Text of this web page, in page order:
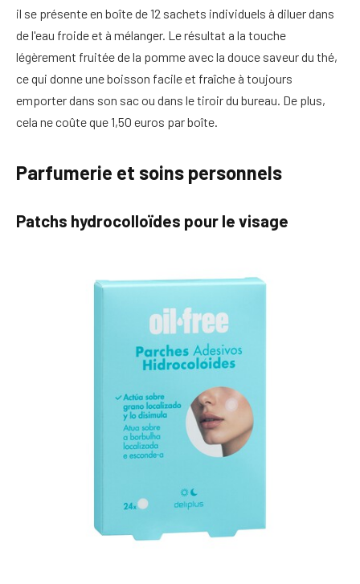
il se présente en boîte de 12 sachets individuels à diluer dans
de l'eau froide et à mélanger. Le résultat a la touche
légèrement fruitée de la pomme avec la douce saveur du thé,
ce qui donne une boisson facile et fraîche à toujours
emporter dans son sac ou dans le tiroir du bureau. De plus,
cela ne coûte que 1,50 euros par boîte.
Parfumerie et soins personnels
Patchs hydrocolloïdes pour le visage